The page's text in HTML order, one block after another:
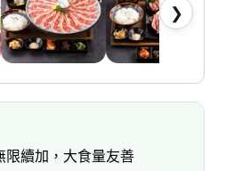
❯
限續加，大食量友善